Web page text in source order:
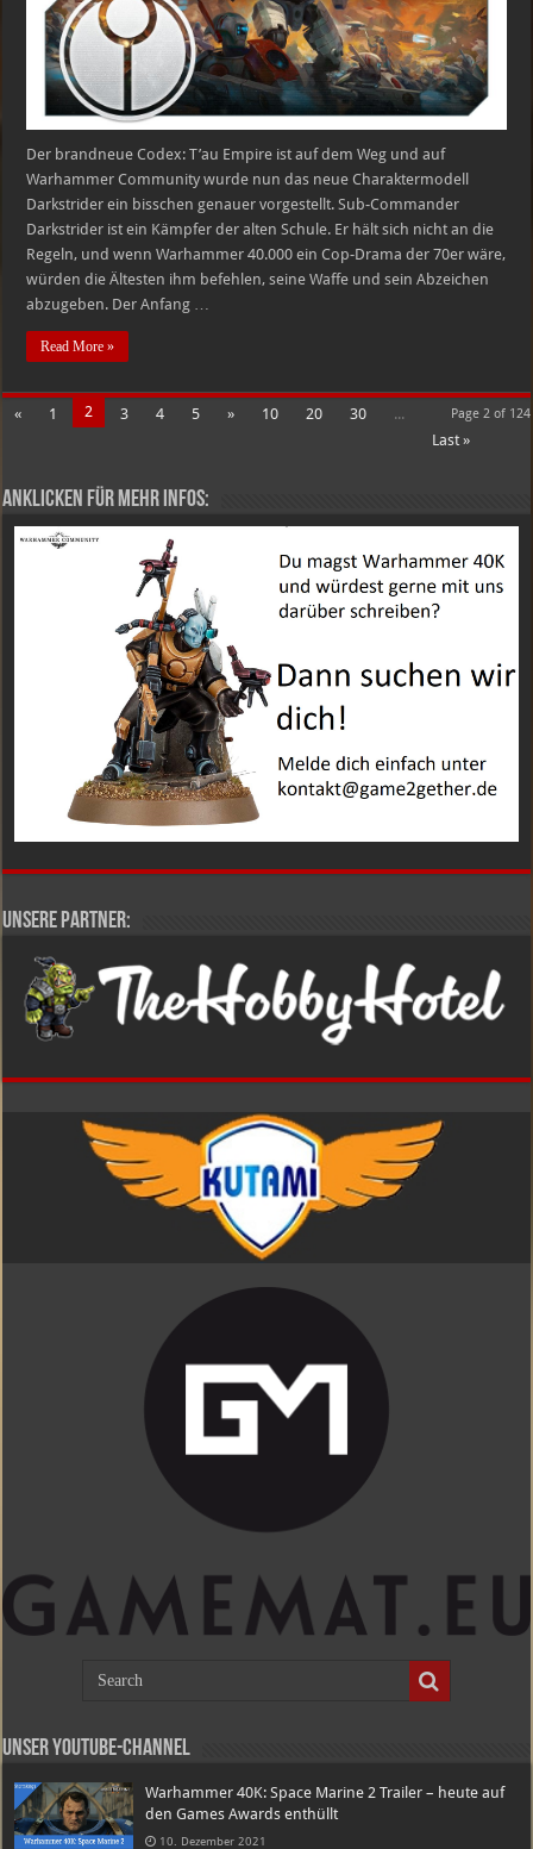
Darkstrider?
Der brandneue Codex: T’au Empire ist auf dem Weg und auf
Warhammer Community wurde nun das neue Charaktermodell
Darkstrider ein bisschen genauer vorgestellt. Sub-Commander
Darkstrider ist ein Kämpfer der alten Schule. Er hält sich nicht an die
Regeln, und wenn Warhammer 40.000 ein Cop-Drama der 70er wäre,
würden die Ältesten ihm befehlen, seine Waffe und sein Abzeichen
abzugeben. Der Anfang …
Read More »
Page 2 of 124
« 1 2 3 4 5 » 10 20 30
...
Last »
Anklicken für mehr Infos:
Unsere Partner:
Unser Youtube-Channel
Warhammer 40K: Space Marine 2 Trailer – heute auf
den Games Awards enthüllt
10. Dezember 2021